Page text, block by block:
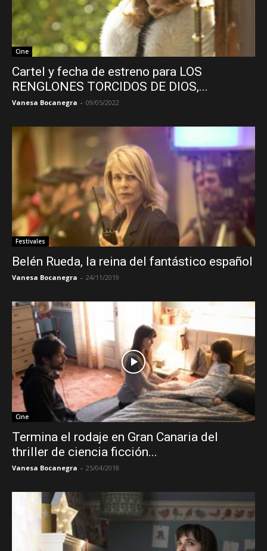
Cine
Cartel y fecha de estreno para LOS
RENGLONES TORCIDOS DE DIOS,...
Vanesa Bocanegra - 09/05/2022
Festivales
Belén Rueda, la reina del fantástico español
Vanesa Bocanegra - 24/11/2019
Cine
Termina el rodaje en Gran Canaria del
thriller de ciencia ficción...
Vanesa Bocanegra - 25/04/2018